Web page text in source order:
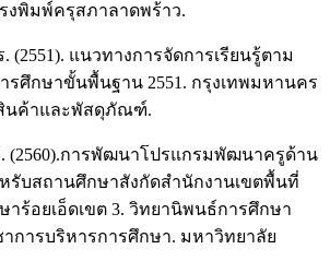
งพิมพ์ครุสภาลาดพร้าว.
(2551). แนวทางการจัดการเรียนรู้ตาม
รศึกษาขั้นพื้นฐาน 2551. กรุงเทพมหานคร
นค้าและพัสดุภัณฑ์.
(2560).การพัฒนาโปรแกรมพัฒนาครูด้าน
หรับสถานศึกษาสังกัดสำนักงานเขตพื้นที่
ร้อยเอ็ดเขต 3. วิทยานิพนธ์การศึกษา
ารบริหารการศึกษา. มหาวิทยาลัย